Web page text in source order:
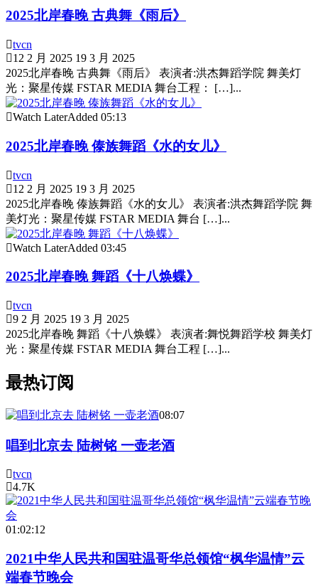
2025北岸春晚 古典舞《雨后》
tvcn
12 2 月 2025 19 3 月 2025
2025北岸春晚 古典舞《雨后》 表演者:洪杰舞蹈学院 舞美灯
光：聚星传媒 FSTAR MEDIA 舞台工程： […]...
Watch LaterAdded 05:13
2025北岸春晚 傣族舞蹈《水的女儿》
tvcn
12 2 月 2025 19 3 月 2025
2025北岸春晚 傣族舞蹈《水的女儿》 表演者:洪杰舞蹈学院 舞
美灯光：聚星传媒 FSTAR MEDIA 舞台 […]...
Watch LaterAdded 03:45
2025北岸春晚 舞蹈《十八焕蝶》
tvcn
9 2 月 2025 19 3 月 2025
2025北岸春晚 舞蹈《十八焕蝶》 表演者:舞悦舞蹈学校 舞美灯
光：聚星传媒 FSTAR MEDIA 舞台工程 […]...
最热订阅
08:07
唱到北京去 陆树铭 一壶老酒
tvcn
4.7K
01:02:12
2021中华人民共和国驻温哥华总领馆“枫华温情”云
端春节晚会